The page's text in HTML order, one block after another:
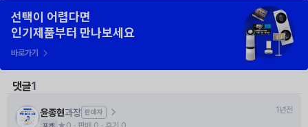
선택이 어렵다면
인기제품부터 만나보세요
바로가기
댓글1
윤종현과장 판매자
포켓
1년전